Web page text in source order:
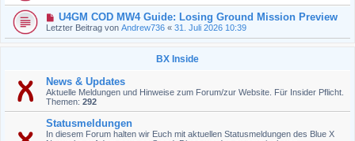
U4GM COD MW4 Guide: Losing Ground Mission Preview
Letzter Beitrag von Andrew736 « 31. Juli 2026 10:39
BX Inside
News & Updates
Aktuelle Meldungen und Hinweise zum Forum/zur Website. Für Insider Pflicht.
Themen: 292
Statusmeldungen
In diesem Forum halten wir Euch mit aktuellen Statusmeldungen des Blue X